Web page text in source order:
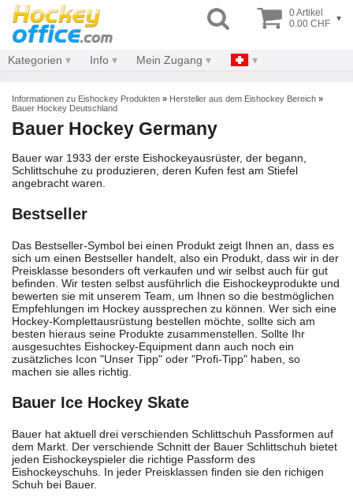
0 Artikel
0.00 CHF ▾
Kategorien Info Mein Zugang
Informationen zu Eishockey Produkten » Hersteller aus dem Eishockey Bereich »
Bauer Hockey Deutschland
Bauer Hockey Germany
Bauer war 1933 der erste Eishockeyausrüster, der begann,
Schlittschuhe zu produzieren, deren Kufen fest am Stiefel
angebracht waren.
Bestseller
Das Bestseller-Symbol bei einen Produkt zeigt Ihnen an, dass es
sich um einen Bestseller handelt, also ein Produkt, dass wir in der
Preisklasse besonders oft verkaufen und wir selbst auch für gut
befinden. Wir testen selbst ausführlich die Eishockeyprodukte und
bewerten sie mit unserem Team, um Ihnen so die bestmöglichen
Empfehlungen im Hockey aussprechen zu können. Wer sich eine
Hockey-Komplettausrüstung bestellen möchte, sollte sich am
besten hieraus seine Produkte zusammenstellen. Sollte Ihr
ausgesuchtes Eishockey-Equipment dann auch noch ein
zusätzliches Icon "Unser Tipp" oder "Profi-Tipp" haben, so
machen sie alles richtig.
Bauer Ice Hockey Skate
Bauer hat aktuell drei verschienden Schlittschuh Passformen auf
dem Markt. Der verschiende Schnitt der Bauer Schlittschuh bietet
jeden Eishockeyspieler die richtige Passform des
Eishockeyschuhs. In jeder Preisklassen finden sie den richigen
Schuh bei Bauer.